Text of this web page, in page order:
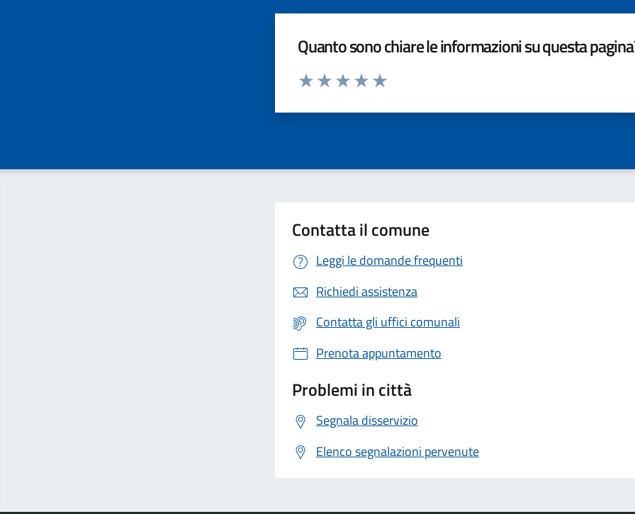
Quanto sono chiare le informazioni su questa
Valuta da 1 a 5 stelle la pagina
Contatta il comune
Leggi le domande frequenti
Richiedi assistenza
Contatta gli uffici comunali
Prenota appuntamento
Problemi in città
Segnala disservizio
Elenco segnalazioni pervenute